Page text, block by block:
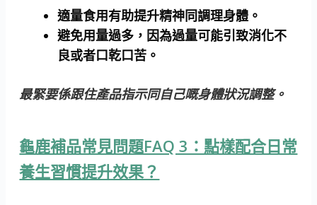
適量食用有助提升精神同調理身體。
避免用量過多，因為過量可能引致消化不
良或者口乾口苦。
最緊要係跟住產品指示同自己嘅身體狀況調整。
龜鹿補品常見問題FAQ 3：點樣配合日常
養生習慣提升效果？